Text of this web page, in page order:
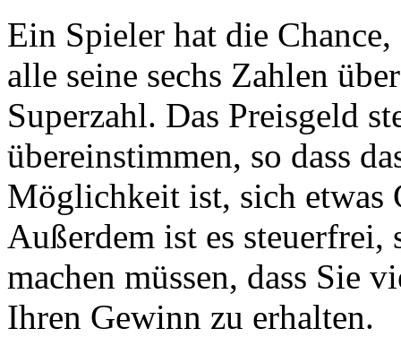
Ein Spieler hat die
alle seine sechs Zahlen
Superzahl. Das Preisgeld
übereinstimmen, so dass
Möglichkeit ist, sich etwas
Außerdem ist es steuerfrei,
machen müssen, dass Sie
Ihren Gewinn zu erhalten.